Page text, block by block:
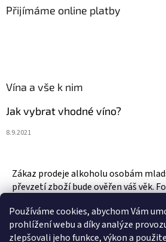
Používáme cookies, abychom Vám
prohlížení webu a díky analýze
zlepšovali jeho funkce, výkon a
Přijímáme online platby
Vína a vše k nim
Jak vybrat vhodné víno?
8.9.2021
Zákaz prodeje alkoholu osobám
převzetí zboží bude ověřen váš věk.